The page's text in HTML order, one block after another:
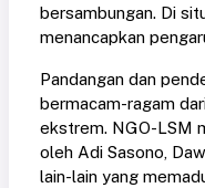
bersambungan. Di
menancapkan
Pandangan dan
bermacam-ragam
ekstrem. NGO-LSM
oleh Adi Sasono,
lain-lain yang